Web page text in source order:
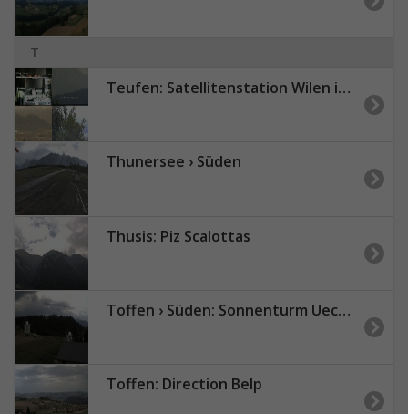
T
Teufen: Satellitenstation Wilen in St.Gallen (Schweiz)
Thunersee › Süden
Thusis: Piz Scalottas
Toffen › Süden: Sonnenturm Uecht - Seitenberg
Toffen: Direction Belp